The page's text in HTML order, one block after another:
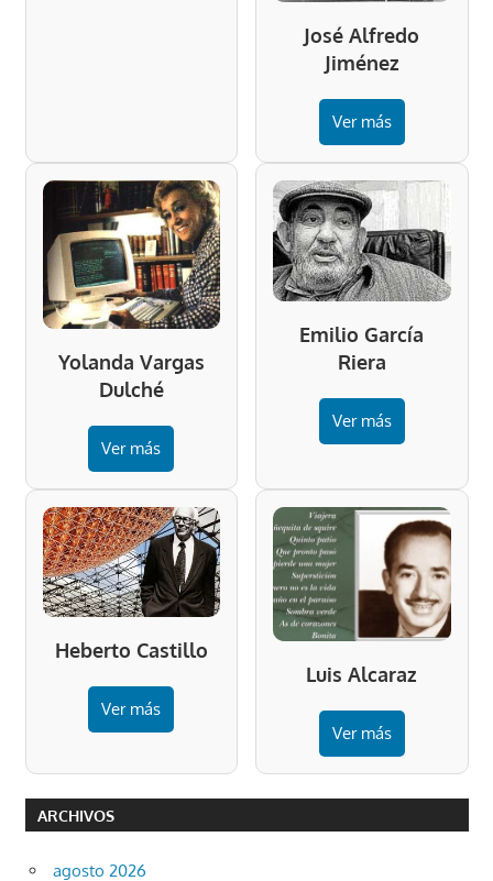
José Alfredo
Jiménez
Ver más
Yolanda Vargas
Dulché
Ver más
Emilio García
Riera
Ver más
Heberto Castillo
Ver más
Luis Alcaraz
Ver más
ARCHIVOS
agosto 2026